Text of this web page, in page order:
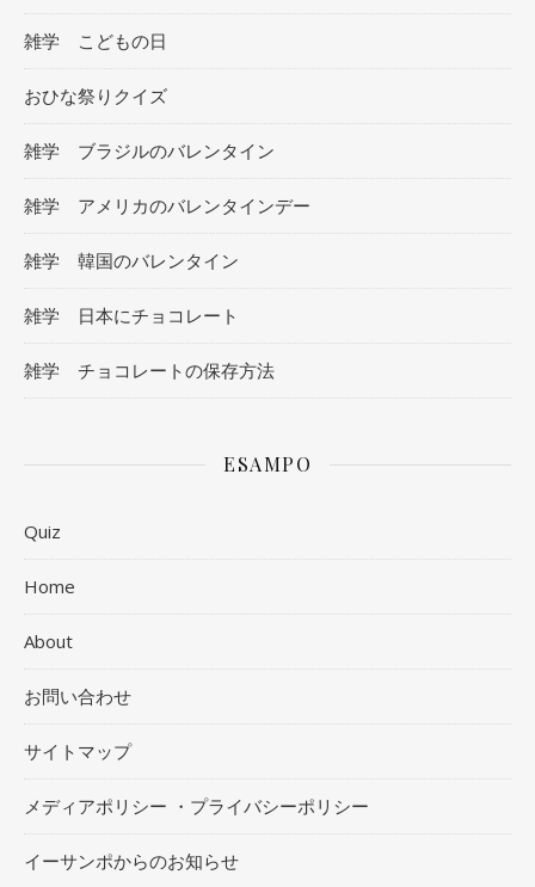
雑学 こどもの日
おひな祭りクイズ
雑学 ブラジルのバレンタイン
雑学 アメリカのバレンタインデー
雑学 韓国のバレンタイン
雑学 日本にチョコレート
雑学 チョコレートの保存方法
ESAMPO
Quiz
Home
About
お問い合わせ
サイトマップ
メディアポリシー ・プライバシーポリシー
イーサンポからのお知らせ